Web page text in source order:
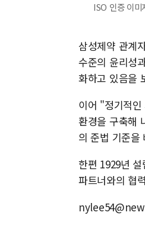
ISO 인증 이
삼성제약 관계
수준의 윤리성
화하고 있음을
이어 "정기적
환경을 구축해
의 준법 기준을
한편 1929년
파트너와의 협